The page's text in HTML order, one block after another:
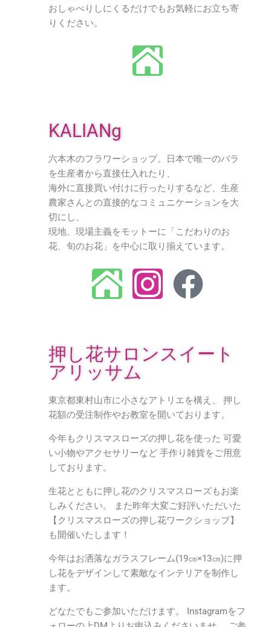
おしゃべりしにくるだけでもお気軽にお立ち寄
りください。
KALIANg
六本木のフラワーショップ。日本で唯一のバラ
を生産者から直接仕入れたり、
海外に直接買い付けに行ったりするなど、生産
農家さんとの直接的なコミュニケーションを大
切にし、
現地、現場主義をモットーに「こだわりのお
花、旬のお花」を中心に取り揃えています。
押し花サロンスイート
アリッサム
東京都東村山市に小さなアトリエを構え、 押し
花額の受注制作やお教室を開いております。
今年もクリスマスローズの押し花を使った 可愛
い小物やアクセサリーなど 手作り雑貨をご用意
しております。
生花とともに押し花のクリスマスローズもお楽
しみください。 また昨年大変ご好評いただいた
【クリスマスローズの押し花ワークショップ】
も開催いたします！
今年はお洒落なガラスフレーム(19㎝×13㎝)に押
し花をデザインして素敵なインテリアを制作し
ます。
どなたでもご参加いただけます。 Instagramをフ